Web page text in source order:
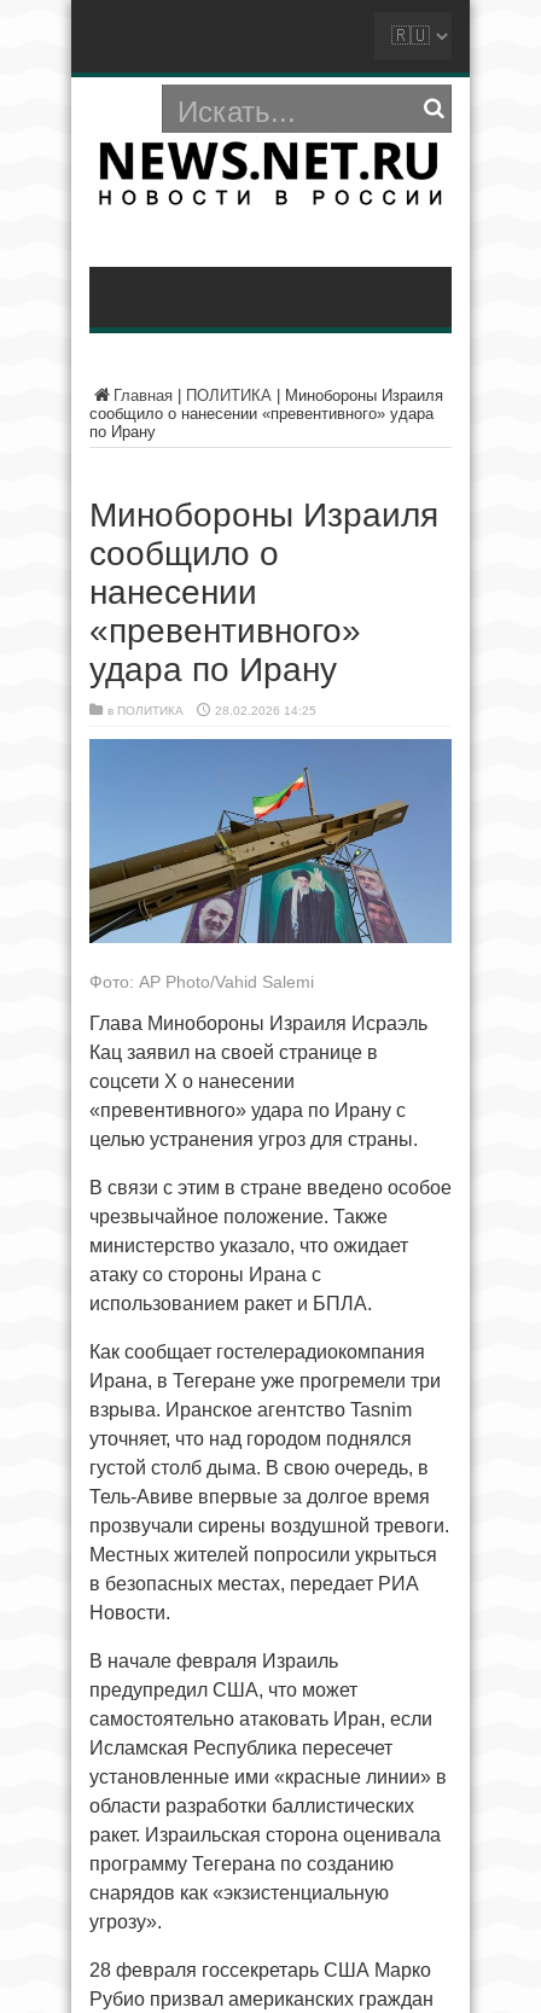
Главная ПОЛИТИКА
Минобороны Израиля
сообщило о нанесении «превентивного» удара
по Ирану
Минобороны Израиля
сообщило о
нанесении
«превентивного»
удара по Ирану
в ПОЛИТИКА 28.02.2026 14:25
Фото: AP Photo/Vahid Salemi
Глава Минобороны Израиля Исраэль
Кац заявил на своей странице в
соцсети X о нанесении
«превентивного» удара по Ирану с
целью устранения угроз для страны.
В связи с этим в стране введено особое
чрезвычайное положение. Также
министерство указало, что ожидает
атаку со стороны Ирана с
использованием ракет и БПЛА.
Как сообщает гостелерадиокомпания
Ирана, в Тегеране уже прогремели три
взрыва. Иранское агентство Tasnim
уточняет, что над городом поднялся
густой столб дыма. В свою очередь, в
Тель-Авиве впервые за долгое время
прозвучали сирены воздушной тревоги.
Местных жителей попросили укрыться
в безопасных местах, передает РИА
Новости.
В начале февраля Израиль
предупредил США, что может
самостоятельно атаковать Иран, если
Исламская Республика пересечет
установленные ими «красные линии» в
области разработки баллистических
ракет. Израильская сторона оценивала
программу Тегерана по созданию
снарядов как «экзистенциальную
угрозу».
28 февраля госcекретарь США Марко
Рубио призвал американских граждан